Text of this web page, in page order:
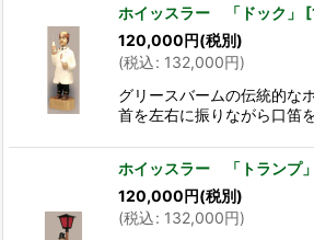
ホイッスラー 「ドック」 [
120,000円(税別)
(税込: 132,000円)
グリースバームの伝統的な
首を左右に振りながら口笛
ホイッスラー 「トランプ」
120,000円(税別)
(税込: 132,000円)